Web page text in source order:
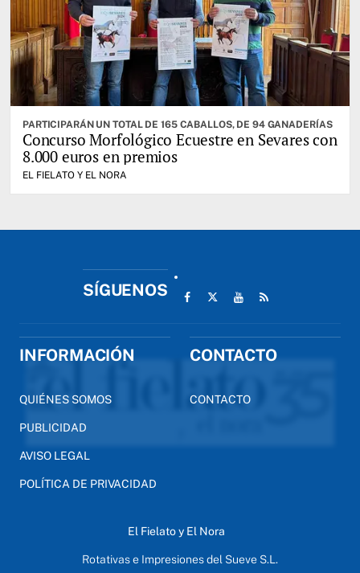
PARTICIPARÁN UN TOTAL DE 165 CABALLOS, DE 94 GANADERÍAS
Concurso Morfológico Ecuestre en Sevares con
8.000 euros en premios
EL FIELATO Y EL NORA
SÍGUENOS
INFORMACIÓN
QUIÉNES SOMOS
PUBLICIDAD
AVISO LEGAL
POLÍTICA DE PRIVACIDAD
CONTACTO
CONTACTO
El Fielato y El Nora
Rotativas e Impresiones del Sueve S.L.